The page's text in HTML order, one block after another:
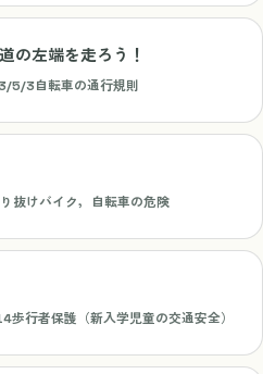
の左端を走ろう！
5/3 自転車の通行規則
抜けバイク，自転車の危険
歩行者保護（新入学児童の交通安全）